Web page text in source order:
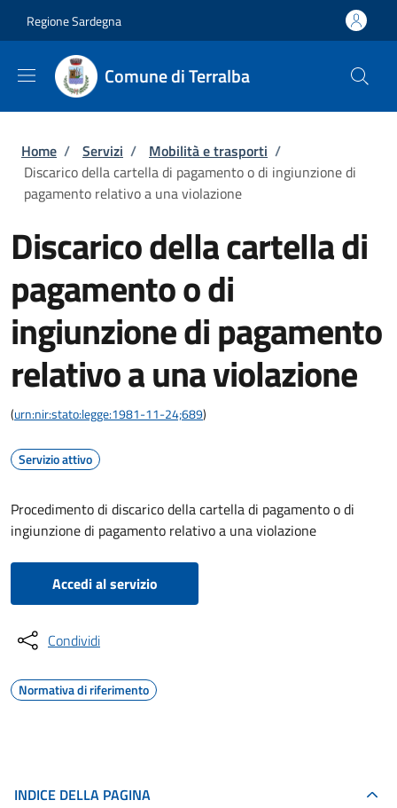
Regione Sardegna
Comune di Terralba
Briciole di pane
Home / Servizi / Mobilità e trasporti /
Discarico della cartella di pagamento o di ingiunzione di
pagamento relativo a una violazione
Discarico della cartella di
pagamento o di
ingiunzione di pagamento
relativo a una violazione
(urn:nir:stato:legge:1981-11-24;689)
Servizio attivo
Procedimento di discarico della cartella di pagamento o di
ingiunzione di pagamento relativo a una violazione
Accedi al servizio
Condividi
Normativa di riferimento
INDICE DELLA PAGINA